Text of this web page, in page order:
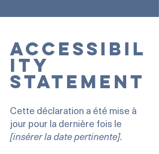
Accessibil
ity
Statement
Cette déclaration a été mise à
jour pour la dernière fois le
[insérer la date pertinente].